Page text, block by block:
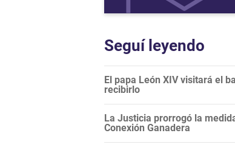
Seguí leyendo
El papa León XIV visitará el
recibirlo
La Justicia prorrogó la
Conexión Ganadera